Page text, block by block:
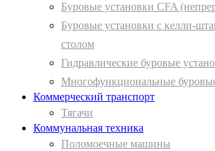
Буровые установки CFA
Буровые установки с келли-
столом
Гидравлические буровые
Многофункциональные
Коммерческий транспорт
Тягачи
Коммунальная техника
Поломоечные машины